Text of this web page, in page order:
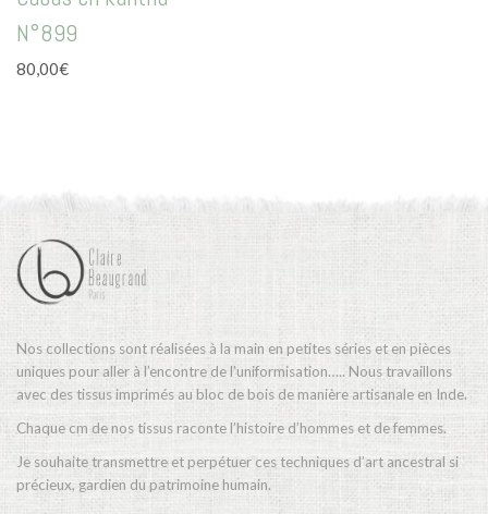
N°899
80,00€
Nos collections sont réalisées à la main en petites séries et en pièces
uniques pour aller à l’encontre de l’uniformisation….. Nous travaillons
avec des tissus imprimés au bloc de bois de manière artisanale en Inde.
Chaque cm de nos tissus raconte l’histoire d’hommes et de femmes.
Je souhaite transmettre et perpétuer ces techniques d’art ancestral si
précieux, gardien du patrimoine humain.